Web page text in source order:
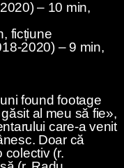
– 10 min,
ficțiune
2020) – 9 min,
found footage
al meu să fie»,
care-a venit
Doar că
colectiv (r.